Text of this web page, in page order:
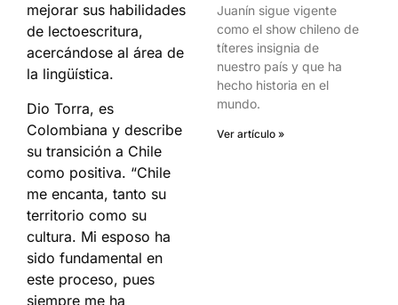
mejorar sus habilidades
de lectoescritura,
acercándose al área de
la lingüística.
Dio Torra, es
Colombiana y describe
su transición a Chile
como positiva. “Chile
me encanta, tanto su
territorio como su
cultura. Mi esposo ha
sido fundamental en
este proceso, pues
siempre me ha
Juanín sigue vigente
como el show chileno de
títeres insignia de
nuestro país y que ha
hecho historia en el
mundo.
Ver artículo »